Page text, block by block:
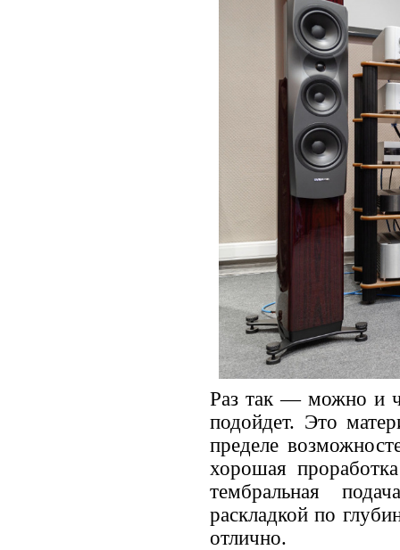
Раз так — можно и
подойдет. Это
пределе
хорошая
тембральная
раскладкой по
отлично.